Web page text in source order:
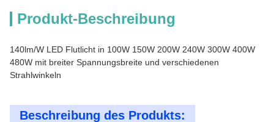
Produkt-Beschreibung
140lm/W LED Flutlicht in 100W 150W 200W 240W 300W 400W
480W mit breiter Spannungsbreite und verschiedenen
Strahlwinkeln
Beschreibung des Produkts: